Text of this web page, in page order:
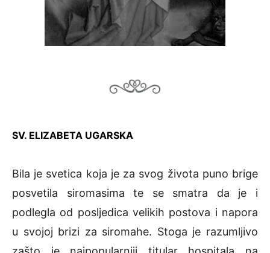
SV. ELIZABETA UGARSKA
Bila je svetica koja je za svog života puno brige
posvetila siromasima te se smatra da je i
podlegla od posljedica velikih postova i napora
u svojoj brizi za siromahe. Stoga je razumljivo